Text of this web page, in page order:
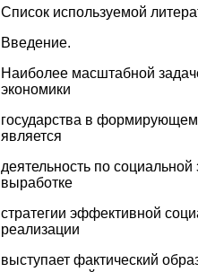
Список используемой
Введение.
Наиболее масштабной
экономики
государства в
является
деятельность по
выработке
стратегии эффективной
реализации
выступает фактический